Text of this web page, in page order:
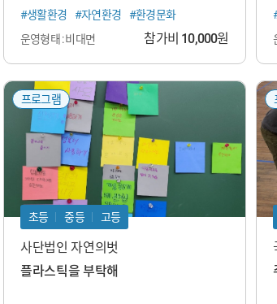
#생활환경 #자연환경
#환경문화
운영형태 : 비대면
참가비 10,000원
프로그램
초등 중등 고등
사단법인 자연의벗
플라스틱을 부탁해